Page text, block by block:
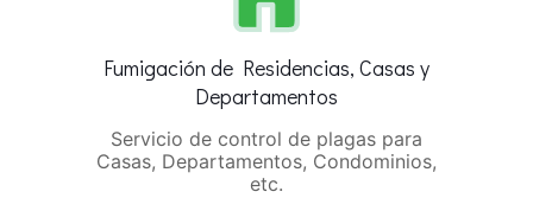
Fumigación de Residencias, Casas y
Departamentos
Servicio de control de plagas para
Casas, Departamentos, Condominios,
etc.